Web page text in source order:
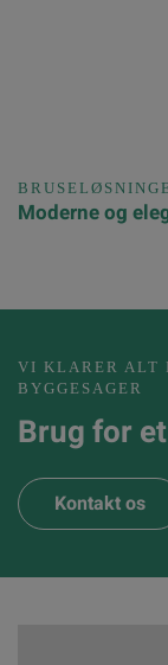
Moderne og
VI KLARER ALT
BYGGESAGER
Brug for
Kontakt os